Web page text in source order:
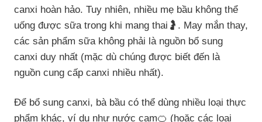
canxi hoàn hảo. Tuy nhiên, nhiều mẹ bầu không thể
uống được sữa trong khi mang thai🤰. May mắn thay,
các sản phẩm sữa không phải là nguồn bổ sung
canxi duy nhất (mặc dù chúng được biết đến là
nguồn cung cấp canxi nhiều nhất).
Để bổ sung canxi, bà bầu có thể dùng nhiều loại thực
phẩm khác, ví dụ như nước cam🍊 (hoặc các loại